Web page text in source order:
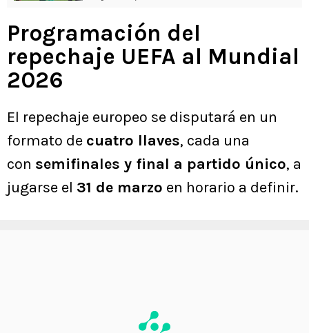
Programación del
repechaje UEFA al Mundial
2026
El repechaje europeo se disputará en un
formato de cuatro llaves, cada una
con semifinales y final a partido único, a
jugarse el 31 de marzo en horario a definir.